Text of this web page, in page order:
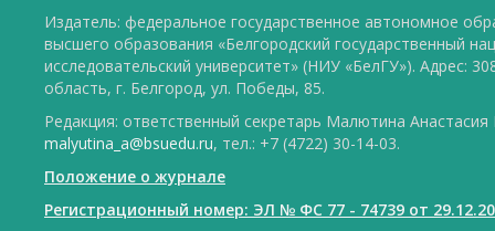
Издатель: федеральное государственное автономное
высшего образования «Белгородский государственный
исследовательский университет» (НИУ «БелГУ»). Адрес:
область, г. Белгород, ул. Победы, 85.
Редакция: ответственный секретарь Малютина
malyutina_a@bsuedu.ru, тел.: +7 (4722) 30-14-03.
Положение о журнале
Регистрационный номер: ЭЛ № ФС 77 - 74739 от